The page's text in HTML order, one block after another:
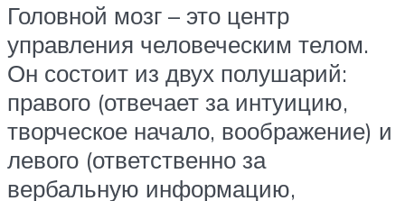
Головной мозг – это центр
управления человеческим телом.
Он состоит из двух полушарий:
правого (отвечает за интуицию,
творческое начало, воображение) и
левого (ответственно за
вербальную информацию,